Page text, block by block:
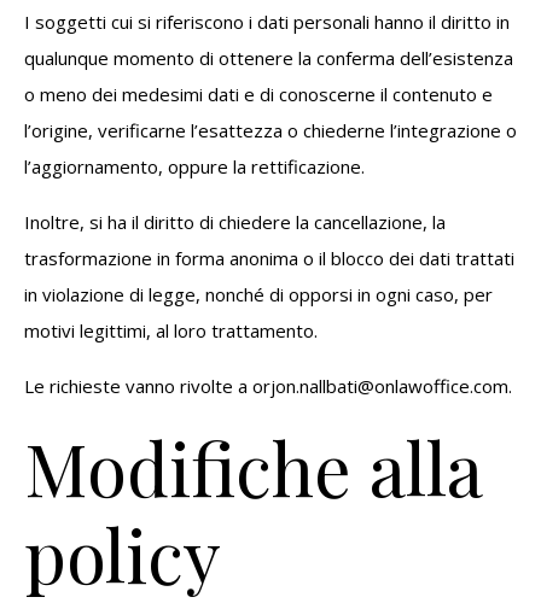
I soggetti cui si riferiscono i dati personali hanno il diritto in
qualunque momento di ottenere la conferma dell’esistenza
o meno dei medesimi dati e di conoscerne il contenuto e
l’origine, verificarne l’esattezza o chiederne l’integrazione o
l’aggiornamento, oppure la rettificazione.
Inoltre, si ha il diritto di chiedere la cancellazione, la
trasformazione in forma anonima o il blocco dei dati trattati
in violazione di legge, nonché di opporsi in ogni caso, per
motivi legittimi, al loro trattamento.
Le richieste vanno rivolte a orjon.nallbati@onlawoffice.com.
Modifiche alla
policy